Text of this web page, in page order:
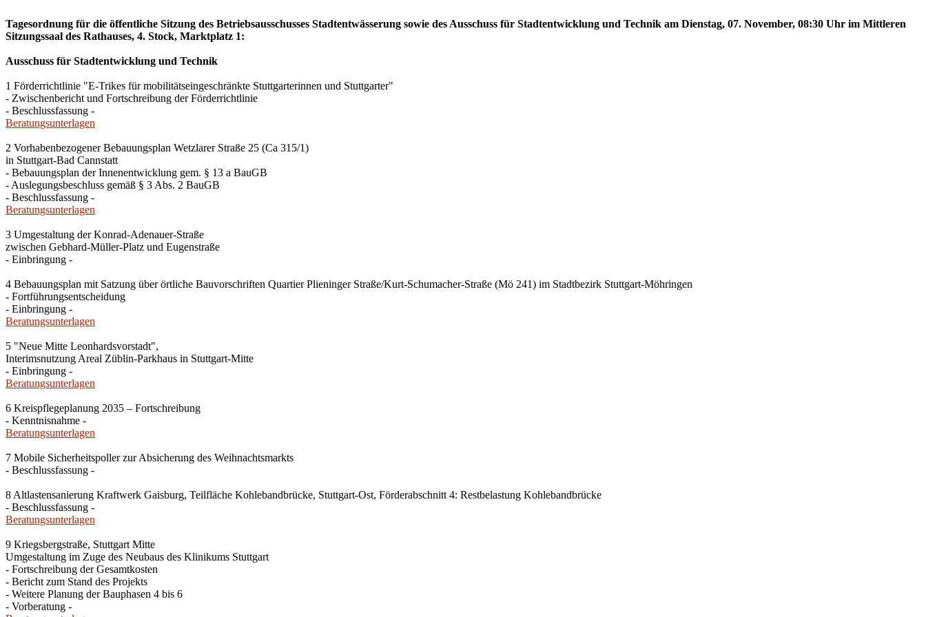
Tagesordnung für die öffentliche Sitzung des Betriebsausschusses Stadtentwässerung sowie des Ausschuss für Stadtentwicklung und Technik am Dienstag, 07. November, 08:30 Uhr im Mittleren
Sitzungssaal des Rathauses, 4. Stock, Marktplatz 1:
Ausschuss für Stadtentwicklung und Technik
1 Förderrichtlinie "E-Trikes für mobilitätseingeschränkte Stuttgarterinnen und Stuttgarter"
- Zwischenbericht und Fortschreibung der Förderrichtlinie
- Beschlussfassung -
Beratungsunterlagen
2 Vorhabenbezogener Bebauungsplan Wetzlarer Straße 25 (Ca 315/1)
in Stuttgart-Bad Cannstatt
- Bebauungsplan der Innenentwicklung gem. § 13 a BauGB
- Auslegungsbeschluss gemäß § 3 Abs. 2 BauGB
- Beschlussfassung -
Beratungsunterlagen
3 Umgestaltung der Konrad-Adenauer-Straße
zwischen Gebhard-Müller-Platz und Eugenstraße
- Einbringung -
4 Bebauungsplan mit Satzung über örtliche Bauvorschriften Quartier Plieninger Straße/Kurt-Schumacher-Straße (Mö 241) im Stadtbezirk Stuttgart-Möhringen
- Fortführungsentscheidung
- Einbringung -
Beratungsunterlagen
5 "Neue Mitte Leonhardsvorstadt",
Interimsnutzung Areal Züblin-Parkhaus in Stuttgart-Mitte
- Einbringung -
Beratungsunterlagen
6 Kreispflegeplanung 2035 – Fortschreibung
- Kenntnisnahme -
Beratungsunterlagen
7 Mobile Sicherheitspoller zur Absicherung des Weihnachtsmarkts
- Beschlussfassung -
8 Altlastensanierung Kraftwerk Gaisburg, Teilfläche Kohlebandbrücke, Stuttgart-Ost, Förderabschnitt 4: Restbelastung Kohlebandbrücke
- Beschlussfassung -
Beratungsunterlagen
9 Kriegsbergstraße, Stuttgart Mitte
Umgestaltung im Zuge des Neubaus des Klinikums Stuttgart
- Fortschreibung der Gesamtkosten
- Bericht zum Stand des Projekts
- Weitere Planung der Bauphasen 4 bis 6
- Vorberatung -